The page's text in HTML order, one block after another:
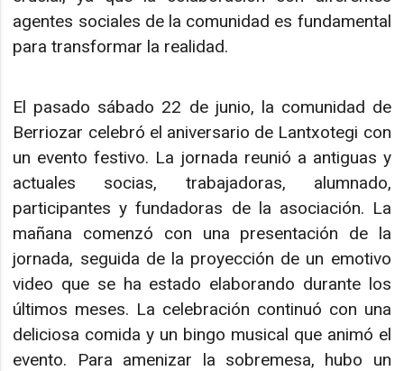
agentes sociales de la comunidad es fundamental
para transformar la realidad.
El pasado sábado 22 de junio, la comunidad de
Berriozar celebró el aniversario de Lantxotegi con
un evento festivo. La jornada reunió a antiguas y
actuales socias, trabajadoras, alumnado,
participantes y fundadoras de la asociación. La
mañana comenzó con una presentación de la
jornada, seguida de la proyección de un emotivo
video que se ha estado elaborando durante los
últimos meses. La celebración continuó con una
deliciosa comida y un bingo musical que animó el
evento. Para amenizar la sobremesa, hubo un